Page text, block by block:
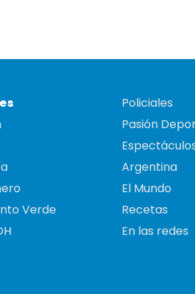
Verde
Policiales
Pasión
Argentina
El Mundo
Recetas
En las redes